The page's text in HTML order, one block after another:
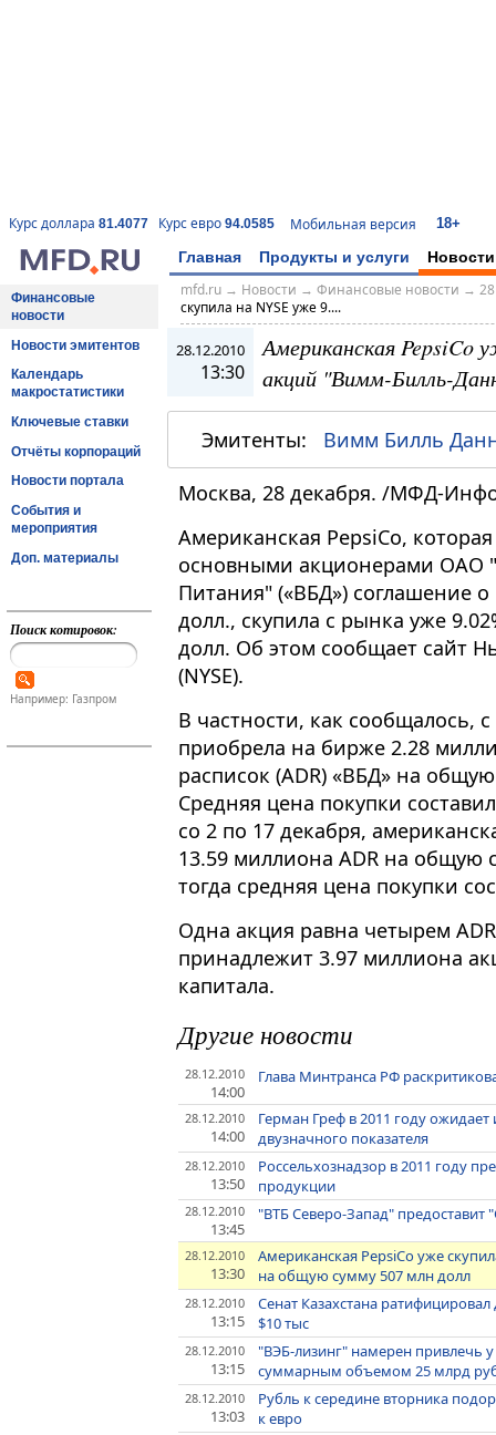
Курс доллара 81.4077 Курс евро 94.0585 Мобильная версия 18+
Главная Продукты и услуги Новости
Финансовые
новости
Новости эмитентов
Календарь
макростатистики
Ключевые ставки
Отчёты корпораций
Новости портала
События и
мероприятия
Доп. материалы
Поиск котировок:
Например: Газпром
mfd.ru→ Новости → Финансовые новости →
скупила на NYSE уже 9....
28.12.2010
13:30
Американская PepsiCo
акций "Вимм-Билль-
Эмитенты: Вимм Билль
Москва, 28 декабря. /МФД-
Американская PepsiCo,
основными акционерами ОАО
Питания" («ВБД») соглашение
долл., скупила с рынка уже
долл. Об этом сообщает сайт
(NYSE).
В частности, как сообщалось,
приобрела на бирже 2.28
расписок (ADR) «ВБД» на
Средняя цена покупки
со 2 по 17 декабря,
13.59 миллиона ADR на общую
тогда средняя цена покупки
Одна акция равна четырем
принадлежит 3.97 миллиона
капитала.
Другие новости
28.12.2010
14:00
Глава Минтранса РФ
28.12.2010
14:00
Герман Греф в 2011 году
двузначного показателя
28.12.2010
13:50
Россельхознадзор в 2011 году
продукции
28.12.2010
13:45
"ВТБ Северо-Запад" предоставит
28.12.2010
13:30
Американская PepsiCo уже
на общую сумму 507 млн долл
28.12.2010
13:15
Сенат Казахстана
$10 тыс
28.12.2010
13:15
"ВЭБ-лизинг" намерен привлечь
суммарным объемом 25 млрд
28.12.2010
13:03
Рубль к середине вторника
к евро